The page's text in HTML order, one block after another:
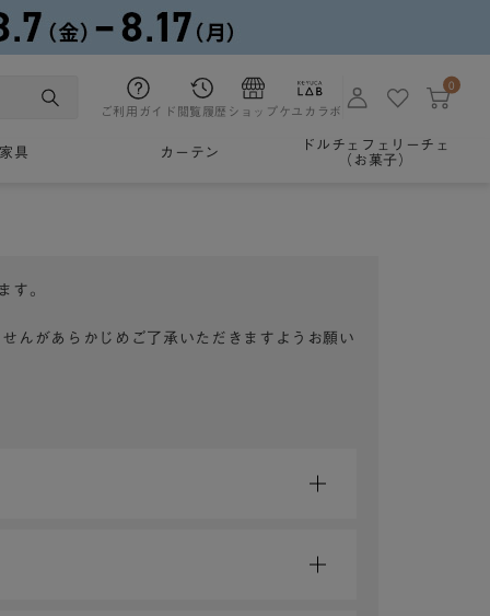
ご利用ガイド 閲覧履歴 ショップケユカラボ
0
家具 カーテン
ドルチェフェリーチェ
（お菓子）
す。
んがあらかじめご了承いただきますようお願い